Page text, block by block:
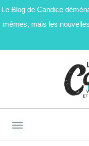
Le Blog de Candice
mêmes, mais les
Activer/désactiver la